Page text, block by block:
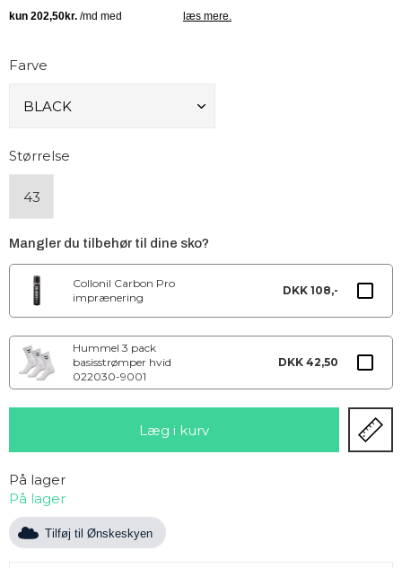
Farve
Størrelse
43
Mangler du tilbehør til dine sko?
Collonil Carbon Pro
imprænering
DKK 108,-
Hummel 3 pack
basisstrømper hvid
022030-9001
DKK 42,50
På lager
På lager
Tilføj til Ønskeskyen